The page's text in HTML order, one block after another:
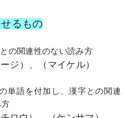
るもの
の関連性のない読み方
ジ）、（マイケル）
語を付加し、漢字との関連